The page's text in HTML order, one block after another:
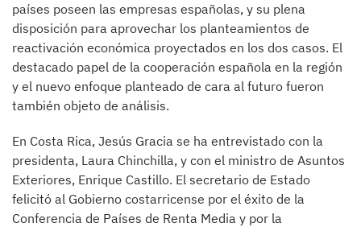
países poseen las empresas españolas, y su plena
disposición para aprovechar los planteamientos de
reactivación económica proyectados en los dos casos. El
destacado papel de la cooperación española en la región
y el nuevo enfoque planteado de cara al futuro fueron
también objeto de análisis.
En Costa Rica, Jesús Gracia se ha entrevistado con la
presidenta, Laura Chinchilla, y con el ministro de Asuntos
Exteriores, Enrique Castillo. El secretario de Estado
felicitó al Gobierno costarricense por el éxito de la
Conferencia de Países de Renta Media y por la